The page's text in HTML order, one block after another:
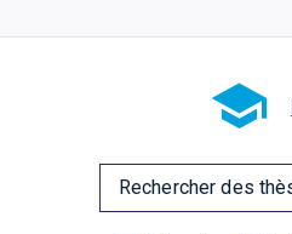
Rechercher des